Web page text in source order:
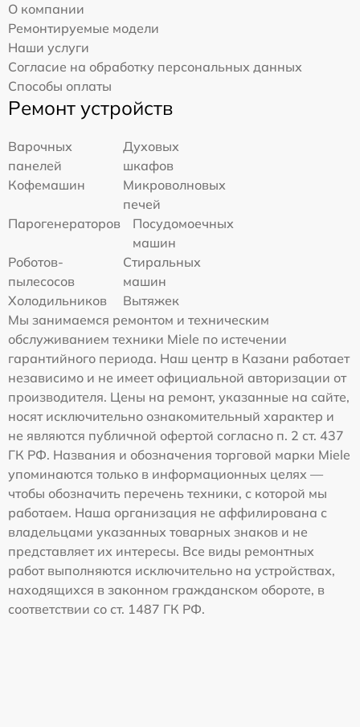
О компании
Ремонтируемые модели
Наши услуги
Согласие на обработку персональных данных
Способы оплаты
Ремонт устройств
Варочных
панелей
Духовых
шкафов
Кофемашин
Микроволновых
печей
Парогенераторов
Посудомоечных
машин
Роботов-
пылесосов
Стиральных
машин
Холодильников
Вытяжек
Мы занимаемся ремонтом и техническим
обслуживанием техники Miele по истечении
гарантийного периода. Наш центр в Казани работает
независимо и не имеет официальной авторизации от
производителя. Цены на ремонт, указанные на сайте,
носят исключительно ознакомительный характер и
не являются публичной офертой согласно п. 2 ст. 437
ГК РФ. Названия и обозначения торговой марки Miele
упоминаются только в информационных целях —
чтобы обозначить перечень техники, с которой мы
работаем. Наша организация не аффилирована с
владельцами указанных товарных знаков и не
представляет их интересы. Все виды ремонтных
работ выполняются исключительно на устройствах,
находящихся в законном гражданском обороте, в
соответствии со ст. 1487 ГК РФ.